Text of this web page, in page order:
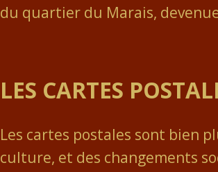
du quartier du Marais,
LES CARTES
Les cartes postales sont bien
culture, et des changements